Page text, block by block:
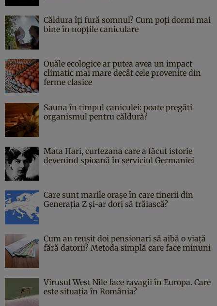
Căldura îți fură somnul? Cum poți dormi mai
bine în nopțile caniculare
Ouăle ecologice ar putea avea un impact
climatic mai mare decât cele provenite din
ferme clasice
Sauna în timpul caniculei: poate pregăti
organismul pentru căldură?
Mata Hari, curtezana care a făcut istorie
devenind spioană în serviciul Germaniei
Care sunt marile orașe în care tinerii din
Generația Z și-ar dori să trăiască?
Cum au reușit doi pensionari să aibă o viață
fără datorii? Metoda simplă care face minuni
Virusul West Nile face ravagii în Europa. Care
este situația în România?